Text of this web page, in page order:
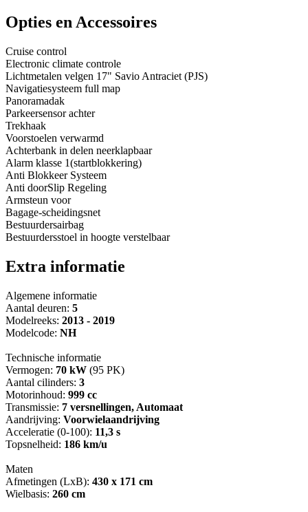
Opties en Accessoires
Cruise control
Electronic climate controle
Lichtmetalen velgen 17" Savio Antraciet (PJS)
Navigatiesysteem full map
Panoramadak
Parkeersensor achter
Trekhaak
Voorstoelen verwarmd
Achterbank in delen neerklapbaar
Alarm klasse 1(startblokkering)
Anti Blokkeer Systeem
Anti doorSlip Regeling
Armsteun voor
Bagage-scheidingsnet
Bestuurdersairbag
Bestuurdersstoel in hoogte verstelbaar
Extra informatie
Algemene informatie
Aantal deuren: 5
Modelreeks: 2013 - 2019
Modelcode: NH
Technische informatie
Vermogen: 70 kW (95 PK)
Aantal cilinders: 3
Motorinhoud: 999 cc
Transmissie: 7 versnellingen, Automaat
Aandrijving: Voorwielaandrijving
Acceleratie (0-100): 11,3 s
Topsnelheid: 186 km/u
Maten
Afmetingen (LxB): 430 x 171 cm
Wielbasis: 260 cm